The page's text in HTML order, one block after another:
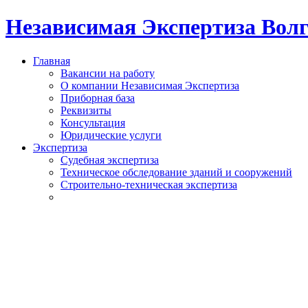
Независимая Экспертиза
Главная
Вакансии на работу
О компании Независимая Экспертиза
Приборная база
Реквизиты
Консультация
Юридические услуги
Экспертиза
Судебная экспертиза
Техническое обследование зданий и сооружений
Строительно-техническая экспертиза